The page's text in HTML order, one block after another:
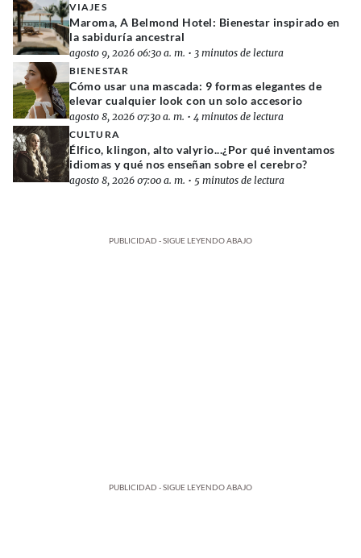
VIAJES
Maroma, A Belmond Hotel: Bienestar inspirado en
la sabiduría ancestral
agosto 9, 2026 06:30 a. m. • 3 minutos de lectura
BIENESTAR
Cómo usar una mascada: 9 formas elegantes de
elevar cualquier look con un solo accesorio
agosto 8, 2026 07:30 a. m. • 4 minutos de lectura
CULTURA
Élfico, klingon, alto valyrio...¿Por qué inventamos
idiomas y qué nos enseñan sobre el cerebro?
agosto 8, 2026 07:00 a. m. • 5 minutos de lectura
PUBLICIDAD - SIGUE LEYENDO ABAJO
PUBLICIDAD - SIGUE LEYENDO ABAJO